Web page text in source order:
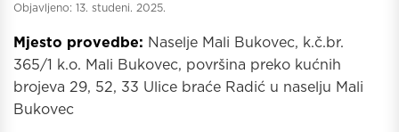
Objavljeno: 13. studeni. 2025.
Mjesto provedbe: Naselje Mali Bukovec, k.č.br.
365/1 k.o. Mali Bukovec, površina preko kućnih
brojeva 29, 52, 33 Ulice braće Radić u naselju Mali
Bukovec